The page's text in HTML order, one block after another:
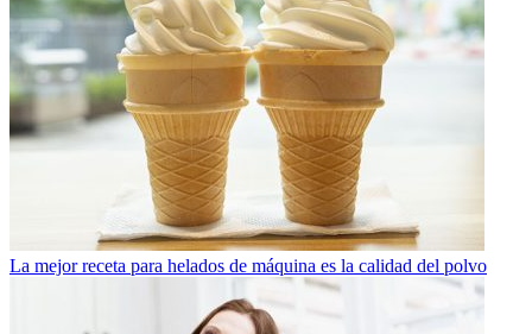
La mejor receta para helados de máquina es la calidad del polvo